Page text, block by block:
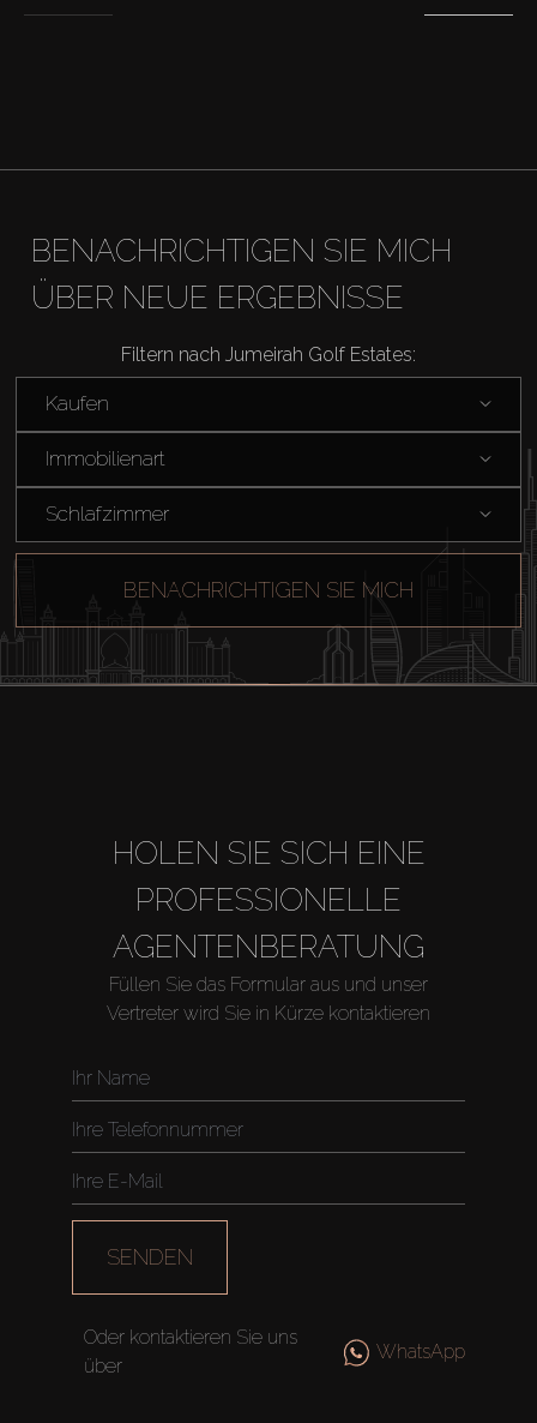
BENACHRICHTIGEN SIE MICH
ÜBER NEUE ERGEBNISSE
Filtern nach Jumeirah Golf Estates:
Kaufen
Immobilienart
Schlafzimmer
BENACHRICHTIGEN SIE MICH
HOLEN SIE SICH EINE
PROFESSIONELLE
AGENTENBERATUNG
Füllen Sie das Formular aus und unser
Vertreter wird Sie in Kürze kontaktieren
SENDEN
Oder kontaktieren Sie uns
über
WhatsApp